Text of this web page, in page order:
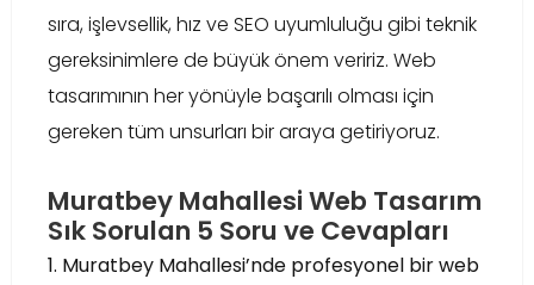
sıra, işlevsellik, hız ve SEO uyumluluğu gibi teknik
gereksinimlere de büyük önem veririz. Web
tasarımının her yönüyle başarılı olması için
gereken tüm unsurları bir araya getiriyoruz.
Muratbey Mahallesi Web Tasarım
Sık Sorulan 5 Soru ve Cevapları
1. Muratbey Mahallesi’nde profesyonel bir web